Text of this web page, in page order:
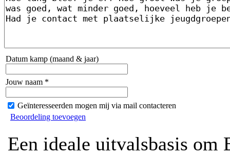
Datum kamp (maand & jaar)
Jouw naam *
Geïnteresseerden mogen mij via mail contacteren
Beoordeling toevoegen
Een ideale uitvalsbasis om